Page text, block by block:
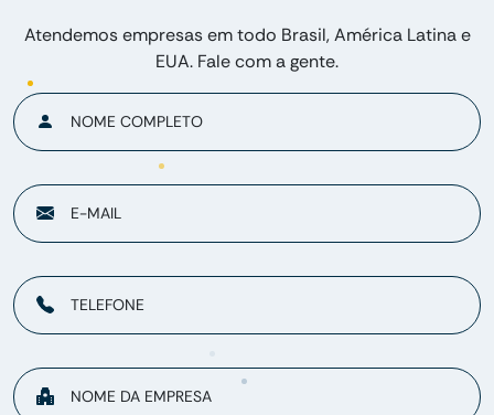
Atendemos empresas em todo Brasil, América Latina e
EUA. Fale com a gente.
NOME COMPLETO
E-MAIL
TELEFONE
NOME DA EMPRESA